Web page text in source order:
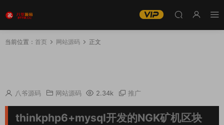
当前位置： 首页 网站源码 正文
八爷源码 网站源码 2.34k 推广
thinkphp6+mysql开发的NGK矿机区块